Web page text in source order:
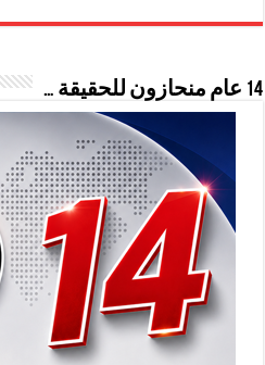
14 عام منحازون للحقيقة …